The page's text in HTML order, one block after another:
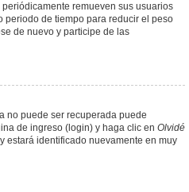
remueven sus usuarios
periodo de tiempo para reducir el peso
de nuevo y participe de las
no puede ser recuperada puede
de ingreso (login) y haga clic en Olvidé
estará identificado nuevamente en muy